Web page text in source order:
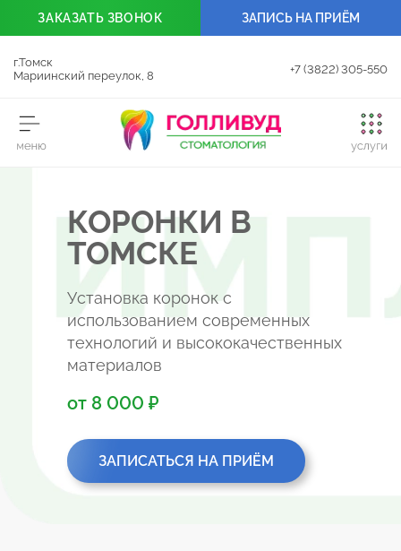
г.Томск
Мариинский переулок, 8
+7 (3822) 305-550
ЗАКАЗАТЬ ЗВОНОК ЗАПИСЬ НА ПРИЁМ
КОРОНКИ В
ТОМСКЕ
Установка коронок с
использованием современных
технологий и высококачественных
материалов
от 8 000 ₽
ЗАПИСАТЬСЯ НА ПРИЁМ